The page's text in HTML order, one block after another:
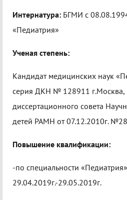
Интернатура: БГМИ с
«Педиатрия»
Ученая степень:
Кандидат медицинских наук
серия ДКН № 128911 г.Москва
диссертационного совета
детей РАМН от 07.12.2010г. №28
Повышение квалификации:
-по специальности
29.04.2019г.-29.05.2019г.